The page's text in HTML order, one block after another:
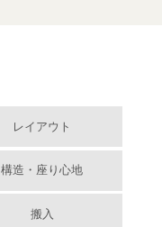
レイアウト
構造・座り心地
搬入